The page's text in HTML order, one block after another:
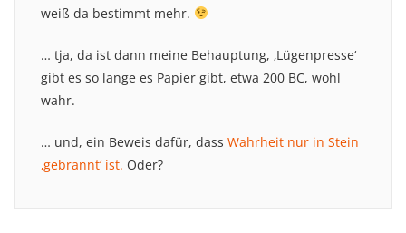
weiß da bestimmt mehr.
… tja, da ist dann meine Behauptung, ‚Lügenpresse‘
gibt es so lange es Papier gibt, etwa 200 BC, wohl
wahr.
… und, ein Beweis dafür, dass Wahrheit nur in Stein
‚gebrannt‘ ist. Oder?